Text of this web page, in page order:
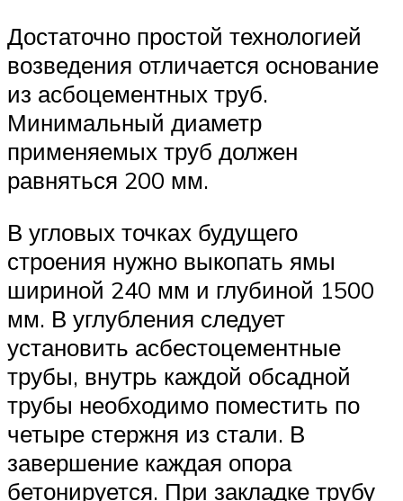
Достаточно простой технологией
возведения отличается основание
из асбоцементных труб.
Минимальный диаметр
применяемых труб должен
равняться 200 мм.
В угловых точках будущего
строения нужно выкопать ямы
шириной 240 мм и глубиной 1500
мм. В углубления следует
установить асбестоцементные
трубы, внутрь каждой обсадной
трубы необходимо поместить по
четыре стержня из стали. В
завершение каждая опора
бетонируется. При закладке трубу